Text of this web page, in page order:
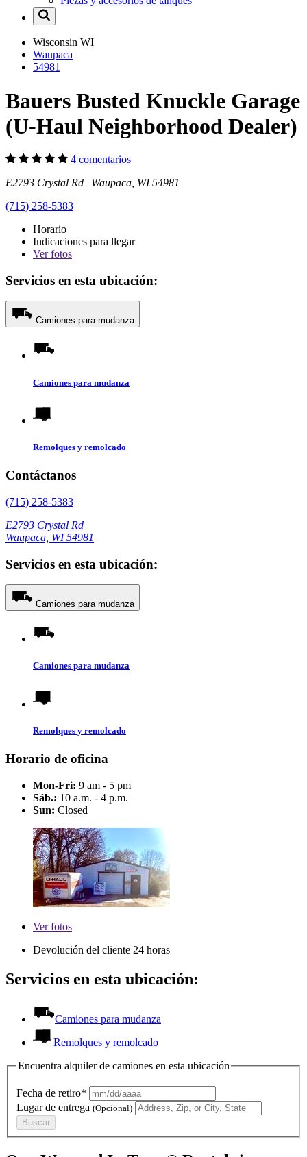
Wisconsin WI
Waupaca
54981
Bauers Busted Knuckle Garage
(U-Haul Neighborhood Dealer)
4 comentarios
E2793 Crystal Rd Waupaca, WI 54981
(715) 258-5383
Horario
Indicaciones para llegar
Verfotos
Servicios en esta ubicación:
Camiones para mudanza
Camiones para mudanza
Remolques y remolcado
Contáctanos
(715) 258-5383
E2793 Crystal Rd
Waupaca, WI 54981
Servicios en esta ubicación:
Camiones para mudanza
Camiones para mudanza
Remolques y remolcado
Horario de oficina
Mon-Fri: 9 am - 5 pm
Sáb.: 10 a.m. - 4 p.m.
Sun: Closed
Verfotos
Devolución del cliente 24 horas
Servicios en esta ubicación:
Camiones para mudanza
Remolques y remolcado
Encuentra alquiler de camiones en esta ubicación
Fecha de retiro*
Lugar de entrega (Opcional)
Buscar